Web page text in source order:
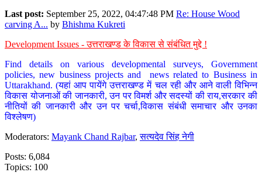
Last post: September 25, 2022, 04:47:48 PM Re: House Wood
carving A... by Bhishma Kukreti
Development Issues - उत्तराखण्ड के विकास से संबंधित मुद्दे !
Find details on various developmental surveys, Government
policies, new business projects and news related to Business in
Uttarakhand. (यहां आप पायेंगे उत्तराखण्ड में चल रही और आने वाली विभिन्न
विकास योजनाओं की जानकारी, उन पर विमर्श और सदस्यों की राय,सरकार की
नीतियों की जानकारी और उन पर चर्चा,विकास संबंधी समाचार और उनका
विश्लेषण)
Moderators: Mayank Chand Rajbar,सत्यदेव सिंह नेगी
Posts: 6,084
Topics: 100